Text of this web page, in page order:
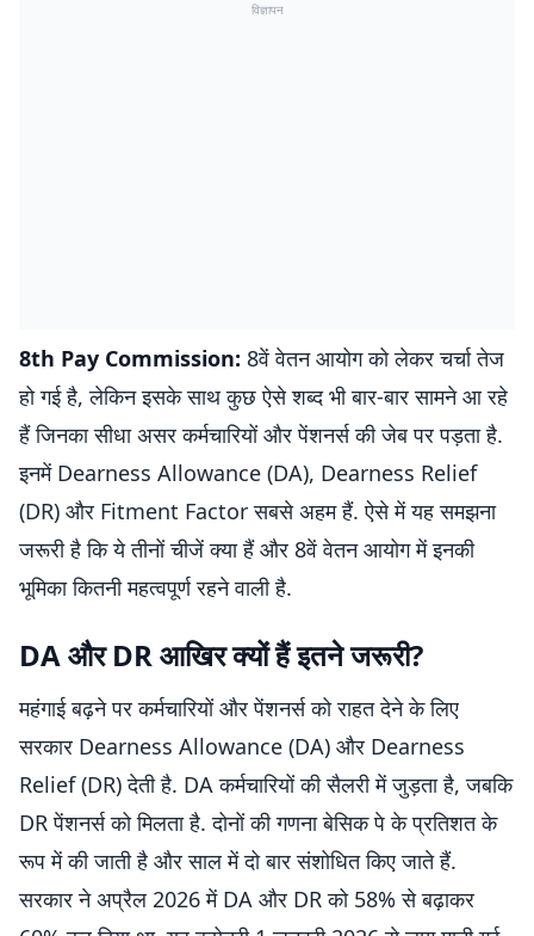
विज्ञापन
8th Pay Commission: 8वें वेतन आयोग को लेकर चर्चा तेज
हो गई है, लेकिन इसके साथ कुछ ऐसे शब्द भी बार-बार सामने आ रहे
हैं जिनका सीधा असर कर्मचारियों और पेंशनर्स की जेब पर पड़ता है.
इनमें Dearness Allowance (DA), Dearness Relief
(DR) और Fitment Factor सबसे अहम हैं. ऐसे में यह समझना
जरूरी है कि ये तीनों चीजें क्या हैं और 8वें वेतन आयोग में इनकी
भूमिका कितनी महत्वपूर्ण रहने वाली है.
DA और DR आखिर क्यों हैं इतने जरूरी?
महंगाई बढ़ने पर कर्मचारियों और पेंशनर्स को राहत देने के लिए
सरकार Dearness Allowance (DA) और Dearness
Relief (DR) देती है. DA कर्मचारियों की सैलरी में जुड़ता है, जबकि
DR पेंशनर्स को मिलता है. दोनों की गणना बेसिक पे के प्रतिशत के
रूप में की जाती है और साल में दो बार संशोधित किए जाते हैं.
सरकार ने अप्रैल 2026 में DA और DR को 58% से बढ़ाकर